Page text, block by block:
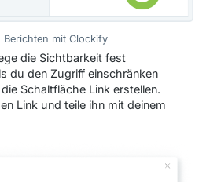
Berichten mit Clockify
die Sichtbarkeit fest
du den Zugriff einschränken
Schaltfläche Link erstellen.
Link und teile ihn mit deinem